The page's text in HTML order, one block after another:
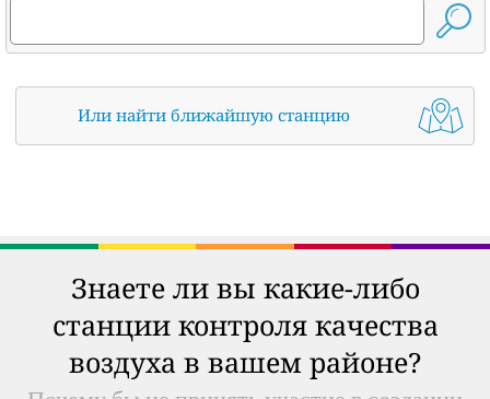
Или найти ближайшую станцию
Знаете ли вы какие-либо
станции контроля качества
воздуха в вашем районе?